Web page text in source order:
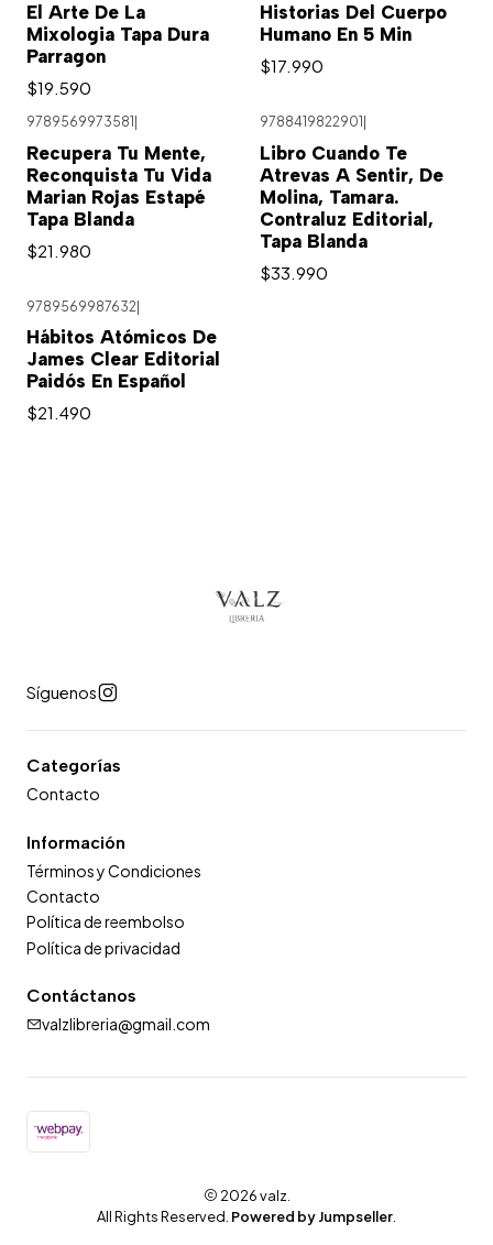
El Arte De La
Mixologia Tapa Dura
Parragon
$19.590
Historias Del Cuerpo
Humano En 5 Min
$17.990
9789569973581
Recupera Tu Mente,
Reconquista Tu Vida
Marian Rojas Estapé
Tapa Blanda
$21.980
9788419822901
Libro Cuando Te
Atrevas A Sentir, De
Molina, Tamara.
Contraluz Editorial,
Tapa Blanda
$33.990
9789569987632
Hábitos Atómicos De
James Clear Editorial
Paidós En Español
$21.490
Síguenos
Categorías
Contacto
Información
Términos y Condiciones
Contacto
Política de reembolso
Política de privacidad
Contáctanos
valzlibreria@gmail.com
2026 valz.
All Rights Reserved. Powered by Jumpseller.